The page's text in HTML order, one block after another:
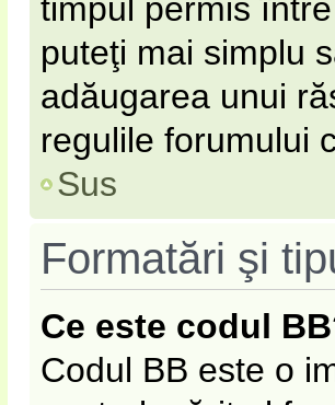
timpul permis
puteţi mai simplu
adăugarea unui
regulile forumului
Sus
Formatări şi
Ce este codul
Codul BB este o